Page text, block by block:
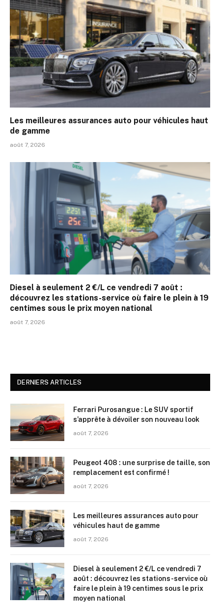
Les meilleures assurances auto pour véhicules haut
de gamme
août 7, 2026
Diesel à seulement 2 €/L ce vendredi 7 août :
découvrez les stations-service où faire le plein à 19
centimes sous le prix moyen national
août 7, 2026
DERNIERS ARTICLES
Ferrari Purosangue : Le SUV sportif
s’apprête à dévoiler son nouveau look
août 7, 2026
Peugeot 408 : une surprise de taille, son
remplacement est confirmé !
août 7, 2026
Les meilleures assurances auto pour
véhicules haut de gamme
août 7, 2026
Diesel à seulement 2 €/L ce vendredi 7
août : découvrez les stations-service où
faire le plein à 19 centimes sous le prix
moyen national